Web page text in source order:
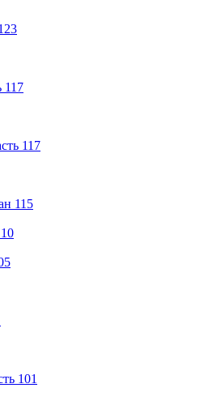
117
117
115
10
101